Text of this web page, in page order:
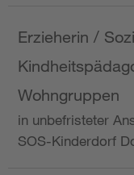
Erzieherin /
Wohngruppen
in unbefristeter
SOS-Kinderdorf